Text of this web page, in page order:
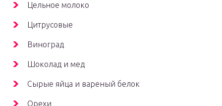
Цельное молоко
Цитрусовые
Виноград
Шоколад и мед
Сырые яйца и вареный белок
Орехи